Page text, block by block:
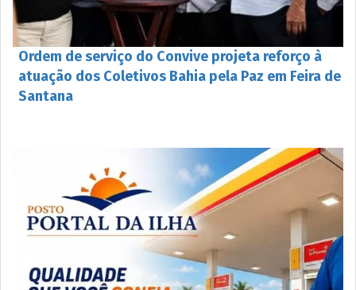
Ordem de serviço do Convive projeta reforço à
atuação dos Coletivos Bahia pela Paz em Feira de
Santana